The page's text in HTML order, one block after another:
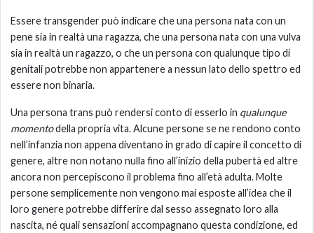
Essere transgender può indicare che una persona nata con un
pene sia in realtà una ragazza, che una persona nata con una vulva
sia in realtà un ragazzo, o che un persona con qualunque tipo di
genitali potrebbe non appartenere a nessun lato dello spettro ed
essere non binaria.
Una persona trans può rendersi conto di esserlo in qualunque
momentodella propria vita. Alcune persone se ne rendono conto
nell’infanzia non appena diventano in grado di capire il concetto di
genere, altre non notano nulla fino all’inizio della pubertà ed altre
ancora non percepiscono il problema fino all’età adulta. Molte
persone semplicemente non vengono mai esposte all’idea che il
loro genere potrebbe differire dal sesso assegnato loro alla
nascita, né quali sensazioni accompagnano questa condizione, ed